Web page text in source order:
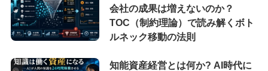
会社の成果は増えないのか？
TOC（制約理論）で読み解くボト
ルネック移動の法則
知能資産経営とは何か? AI時代に